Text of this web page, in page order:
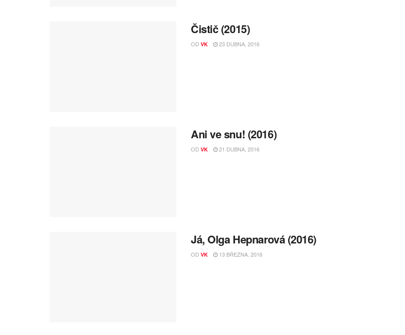
Čistič (2015)
OD VK 23 DUBNA, 2016
Ani ve snu! (2016)
OD VK 21 DUBNA, 2016
Já, Olga Hepnarová (2016)
OD VK 13 BŘEZNA, 2016